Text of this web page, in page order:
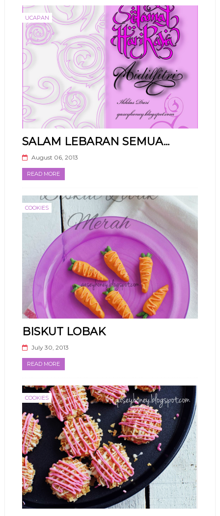
UCAPAN
SALAM LEBARAN SEMUA...
August 06, 2013
READ MORE
COOKIES
BISKUT LOBAK
July 30, 2013
READ MORE
COOKIES